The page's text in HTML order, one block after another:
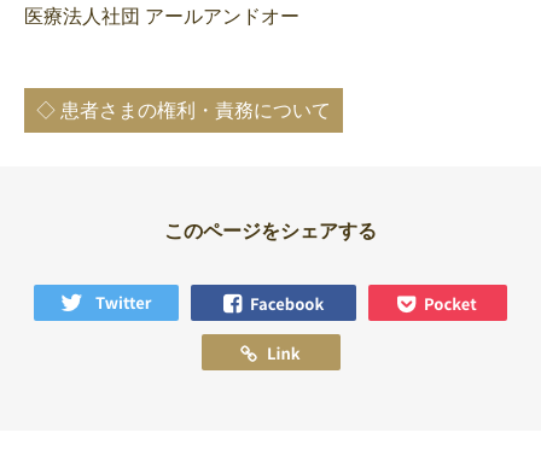
医療法人社団 アールアンドオー
◇ 患者さまの権利・責務について
このページをシェアする